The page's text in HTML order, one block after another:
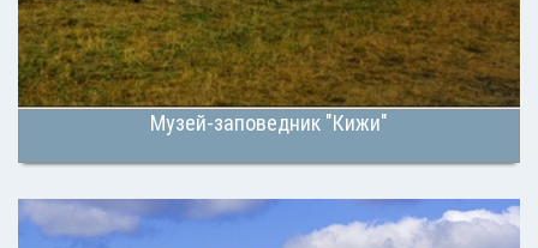
Музей-заповедник "Кижи"